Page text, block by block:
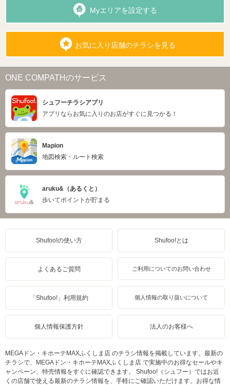
Myエリアを設定する
お気に入り店舗のチラシを見る
ONE COMPATHのサービス
シュフーチラシアプリ
アプリならお気に入りのお店がすぐに見つかる！
Mapion
地図検索・ルート検索
aruku&（あるくと）
歩いてポイントが貯まる
Shufoo!の使い方 Shufoo!とは
よくあるご質問 ご利用についてのお問い合わせ
「Shufoo!」利用規約 個人情報の取り扱いについて
個人情報保護方針 法人のお客様へ
MEGAドン・キホーテMAXふくしま店 のチラシ情報を掲載しています。最新の
チラシで、MEGAドン・キホーテMAXふくしま店 で実施中のお得なセールやキ
ャンペーン、特売情報をすぐに確認できます。 Shufoo!（シュフー）ではお近
くの店舗で使える最新のチラシ情報を、手軽にご確認いただけます。お得な情